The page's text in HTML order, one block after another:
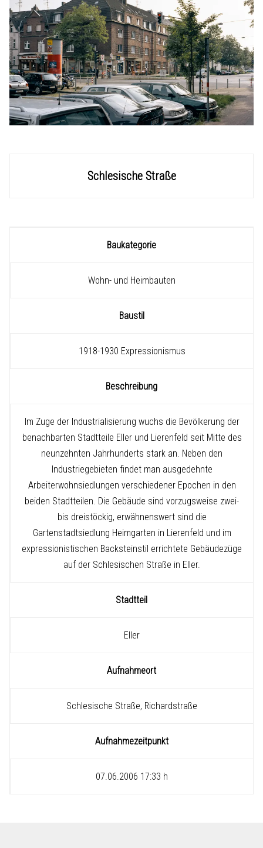
Schlesische Straße
Baukategorie
Wohn- und Heimbauten
Baustil
1918-1930 Expressionismus
Beschreibung
Im Zuge der Industrialisierung wuchs die Bevölkerung der
benachbarten Stadtteile Eller und Lierenfeld seit Mitte des
neunzehnten Jahrhunderts stark an. Neben den
Industriegebieten findet man ausgedehnte
Arbeiterwohnsiedlungen verschiedener Epochen in den
beiden Stadtteilen. Die Gebäude sind vorzugsweise zwei-
bis dreistöckig, erwähnenswert sind die
Gartenstadtsiedlung Heimgarten in Lierenfeld und im
expressionistischen Backsteinstil errichtete Gebäudezüge
auf der Schlesischen Straße in Eller.
Stadtteil
Eller
Aufnahmeort
Schlesische Straße, Richardstraße
Aufnahmezeitpunkt
07.06.2006 17:33 h